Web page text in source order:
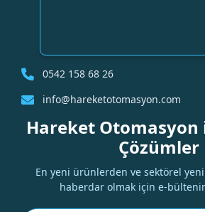
0542 158 68 26
info@hareketotomasyon.com
Hareket Otomasyon
Çözümler
En yeni ürünlerden ve sektörel
haberdar olmak için e-